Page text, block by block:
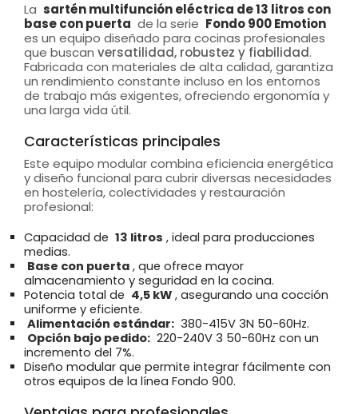
La sartén multifunción eléctrica de 13 litros con
base con puerta de la serie Fondo 900 Emotion
es un equipo diseñado para cocinas profesionales
que buscan versatilidad, robustez y fiabilidad.
Fabricada con materiales de alta calidad, garantiza
un rendimiento constante incluso en los entornos
de trabajo más exigentes, ofreciendo ergonomía y
una larga vida útil.
Características principales
Este equipo modular combina eficiencia energética
y diseño funcional para cubrir diversas necesidades
en hostelería, colectividades y restauración
profesional:
Capacidad de 13 litros , ideal para producciones
medias.
Base con puerta , que ofrece mayor
almacenamiento y seguridad en la cocina.
Potencia total de 4,5 kW , asegurando una cocción
uniforme y eficiente.
Alimentación estándar: 380-415V 3N 50-60Hz.
Opción bajo pedido: 220-240V 3 50-60Hz con un
incremento del 7%.
Diseño modular que permite integrar fácilmente con
otros equipos de la línea Fondo 900.